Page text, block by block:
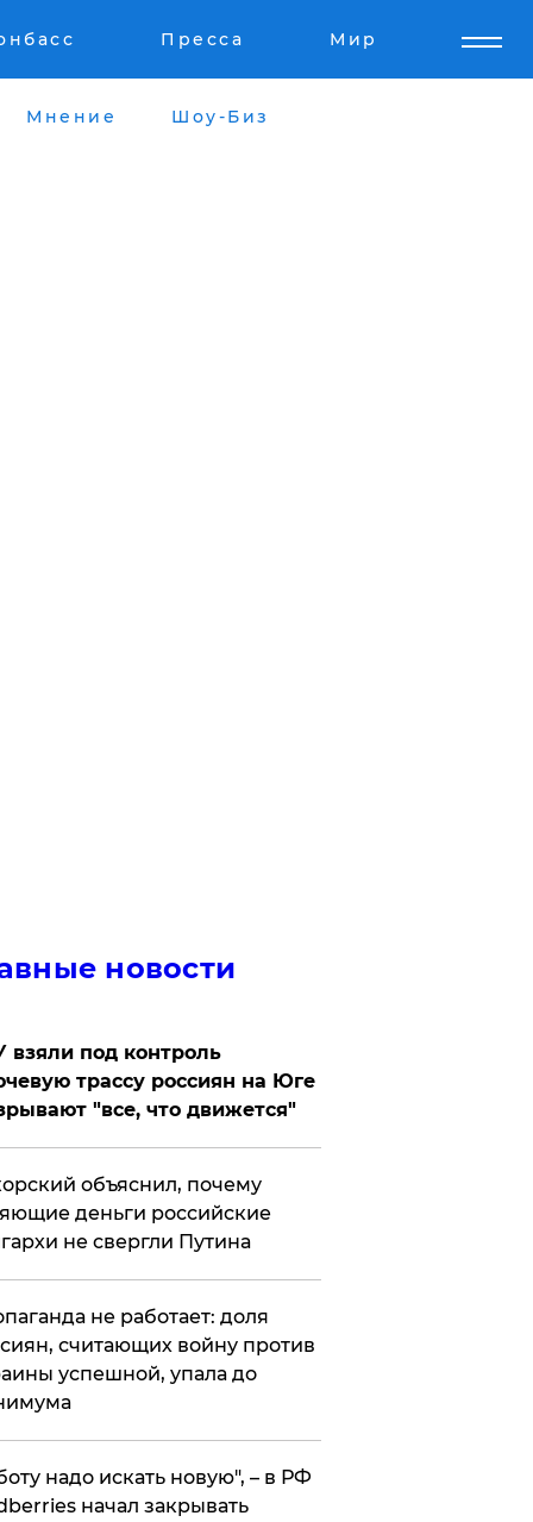
Пресса Мир
Мнение Шоу-Биз
новости
взяли под контроль
трассу россиян на Юге
"все, что движется"
объяснил, почему
деньги российские
не свергли Путина
не работает: доля
считающих войну против
успешной, упала до
надо искать новую", – в РФ
начал закрывать